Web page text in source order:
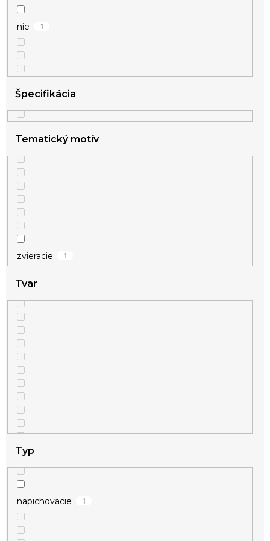
nie 1
Špecifikácia
Tematický motív
zvieracie 1
Tvar
Typ
napichovacie 1